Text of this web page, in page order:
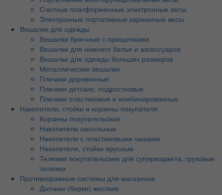
Счетные платформенные электронные весы
Электронные портативные карманные весы
Вешалки для одежды
Вешалки брючные с прищепками
Вешалки для нижнего белья и аксессуаров
Вешалки для одежды больших размеров
Металлические вешалки
Плечики деревянные
Плечики детские, подростковые
Плечики пластиковые и комбинированные
Накопители, стойки и корзины покупателя
Корзины покупательские
Накопители напольные
Накопители с пластиковыми чашами
Накопители, стойки ярусные
Тележки покупательские для супермаркета, грузовые
тележки
Противокражные системы для магазинов
Датчики (бирки) жесткие